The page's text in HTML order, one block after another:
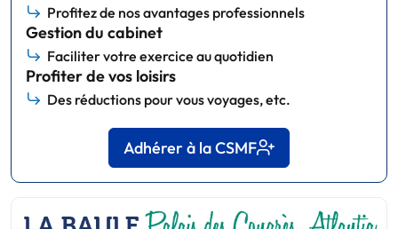
Profitez de nos avantages professionnels
Gestion du cabinet
Faciliter votre exercice au quotidien
Profiter de vos loisirs
Des réductions pour vous voyages, etc.
Adhérer à la CSMF